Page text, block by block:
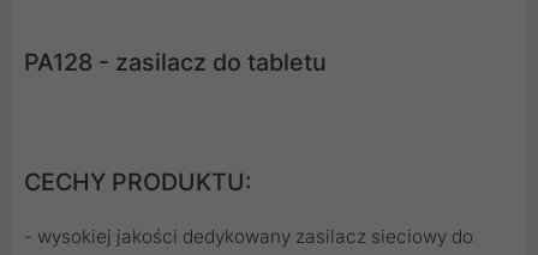
PA128 - zasilacz do tabletu
CECHY PRODUKTU:
- wysokiej jakości dedykowany zasilacz sieciowy do